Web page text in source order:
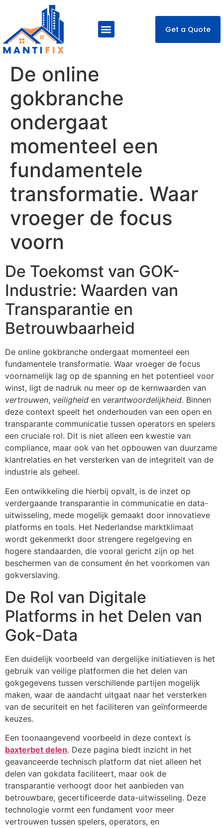
Get a Quote
De online
gokbranche
ondergaat
momenteel een
fundamentele
transformatie. Waar
vroeger de focus
voorn
De Toekomst van GOK-
Industrie: Waarden van
Transparantie en
Betrouwbaarheid
De online gokbranche ondergaat momenteel een
fundamentele transformatie. Waar vroeger de focus
voornamelijk lag op de spanning en het potentieel voor
winst, ligt de nadruk nu meer op de kernwaarden van
vertrouwen, veiligheid en verantwoordelijkheid. Binnen
deze context speelt het onderhouden van een open en
transparante communicatie tussen operators en spelers
een cruciale rol. Dit is niet alleen een kwestie van
compliance, maar ook van het opbouwen van duurzame
klantrelaties en het versterken van de integriteit van de
industrie als geheel.
Een ontwikkeling die hierbij opvalt, is de inzet op
verdergaande transparantie in communicatie en data-
uitwisseling, mede mogelijk gemaakt door innovatieve
platforms en tools. Het Nederlandse marktklimaat
wordt gekenmerkt door strengere regelgeving en
hogere standaarden, die vooral gericht zijn op het
beschermen van de consument én het voorkomen van
gokverslaving.
De Rol van Digitale
Platforms in het Delen van
Gok-Data
Een duidelijk voorbeeld van dergelijke initiatieven is het
gebruik van veilige platformen die het delen van
gokgegevens tussen verschillende partijen mogelijk
maken, waar de aandacht uitgaat naar het versterken
van de securiteit en het faciliteren van geïnformeerde
keuzes.
Een toonaangevend voorbeeld in deze context is
baxterbet delen. Deze pagina biedt inzicht in het
geavanceerde technisch platform dat niet alleen het
delen van gokdata faciliteert, maar ook de
transparantie verhoogt door het aanbieden van
betrouwbare, gecertificeerde data-uitwisseling. Deze
technologie vormt een fundament voor meer
vertrouwen tussen spelers, operators, en